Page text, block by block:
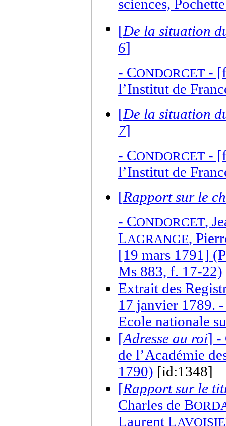
sciences,
[De la situation
6]
- CONDORCET -
l’Institut de
[De la situation
7]
- CONDORCET -
l’Institut de
[Rapport sur le
- CONDORCET,
LAGRANGE,
[19 mars 1791]
Ms 883, f. 17-22)
Extrait des
17 janvier 1789.
Ecole nationale
[Adresse au roi] -
de l’Académie
1790) [id:1348]
[Rapport sur le
Charles de B
Laurent L